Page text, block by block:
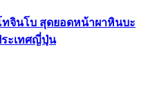
ทจินโบ สุดยอดหน้าผาหินบะ
ะเทศญี่ปุ่น